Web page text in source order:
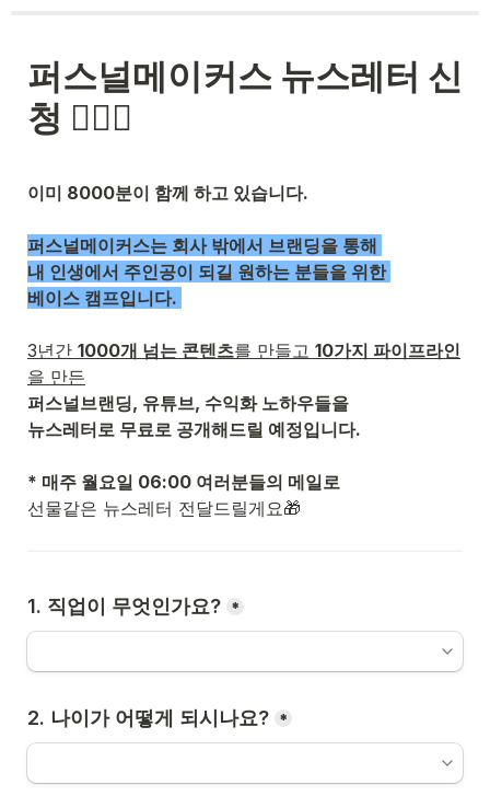
퍼스널메이커스 뉴스레터 신
청 🙆🏻‍♂️
퍼스널메이커스는 회사 밖에서 브랜딩을 통해
내 인생에서 주인공이 되길 원하는 분들을 위한
베이스 캠프입니다.
3년간 1000개 넘는 콘텐츠를 만들고 10가지 파이프라인
을 만든
퍼스널브랜딩, 유튜브, 수익화 노하우들을
뉴스레터로 무료로 공개해드릴 예정입니다.
선물같은 뉴스레터 전달드릴게요🎁
1. 직업이 무엇인가요? *
2. 나이가 어떻게 되시나요? *